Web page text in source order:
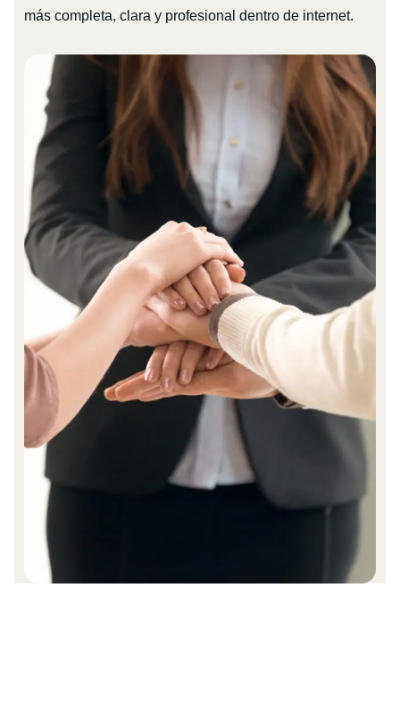
más completa, clara y profesional dentro de internet.